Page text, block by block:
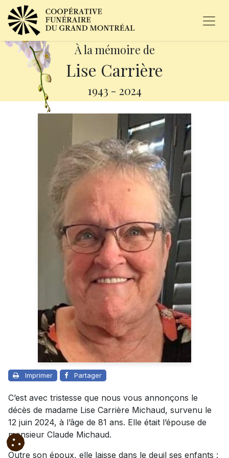
À la mémoire de
Lise Carrière
1943 - 2024
Imprimer Partager
C’est avec tristesse que nous vous annonçons le
décès de madame Lise Carrière Michaud, survenu le
12 juin 2024, à l’âge de 81 ans. Elle était l’épouse de
monsieur Claude Michaud.
Outre son époux, elle laisse dans le deuil ses enfants :